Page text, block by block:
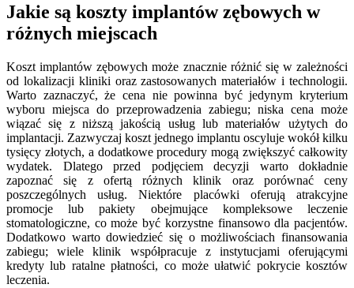
Jakie są koszty implantów zębowych w
różnych miejscach
Koszt implantów zębowych może znacznie różnić się w zależności
od lokalizacji kliniki oraz zastosowanych materiałów i technologii.
Warto zaznaczyć, że cena nie powinna być jedynym kryterium
wyboru miejsca do przeprowadzenia zabiegu; niska cena może
wiązać się z niższą jakością usług lub materiałów użytych do
implantacji. Zazwyczaj koszt jednego implantu oscyluje wokół kilku
tysięcy złotych, a dodatkowe procedury mogą zwiększyć całkowity
wydatek. Dlatego przed podjęciem decyzji warto dokładnie
zapoznać się z ofertą różnych klinik oraz porównać ceny
poszczególnych usług. Niektóre placówki oferują atrakcyjne
promocje lub pakiety obejmujące kompleksowe leczenie
stomatologiczne, co może być korzystne finansowo dla pacjentów.
Dodatkowo warto dowiedzieć się o możliwościach finansowania
zabiegu; wiele klinik współpracuje z instytucjami oferującymi
kredyty lub ratalne płatności, co może ułatwić pokrycie kosztów
leczenia.